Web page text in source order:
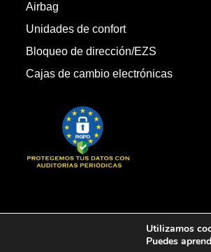
Airbag
Unidades de confort
Bloqueo de dirección/EZS
Cajas de cambio electrónicas
Copyright © 2026 AutomandosUtilizamos
Puedes